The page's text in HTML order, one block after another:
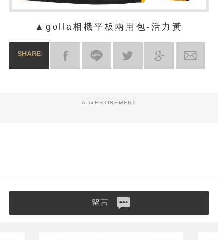
▲golla相機平板兩用包-活力黃
SHARE
ADVERTISEMENT
留言